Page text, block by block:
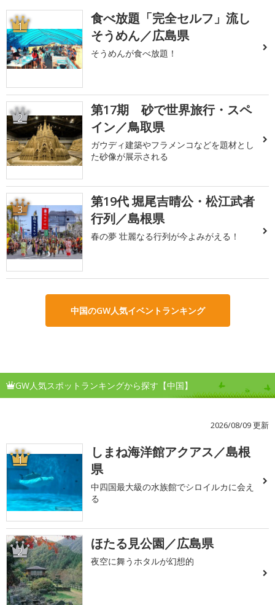
1
食べ放題「完全セルフ」流し
そうめん／広島県
そうめんが食べ放題！
2
第17期 砂で世界旅行・スペ
イン／鳥取県
ガウディ建築やフラメンコなどを題材とし
た砂像が展示される
3
第19代 堀尾吉晴公・松江武者
行列／島根県
春の夢 壮麗なる行列が今よみがえる！
中国のGW人気イベントランキング
GW人気スポットランキングから探す【中国】
2026/08/09 更新
1
しまね海洋館アクアス／島根
県
中四国最大級の水族館でシロイルカに会え
る
2 ほたる見公園／広島県
夜空に舞うホタルが幻想的